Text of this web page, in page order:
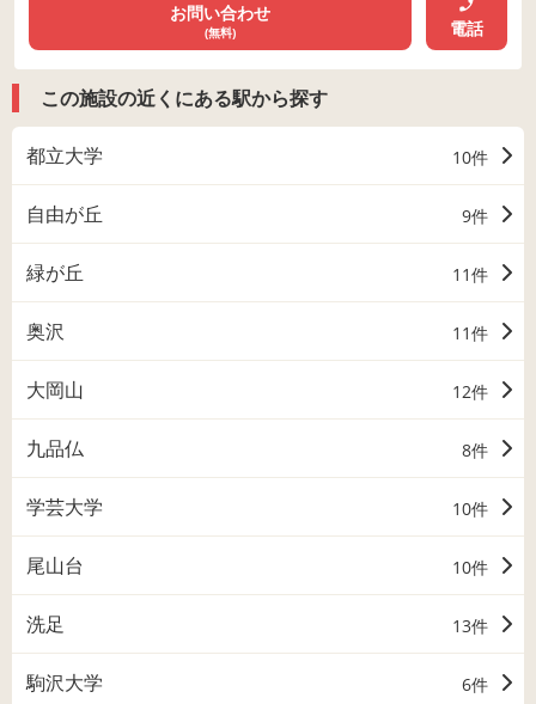
お問い合わせ
(無料) 電話
この施設の近くにある駅から探す
都立大学 10件
自由が丘 9件
緑が丘 11件
奥沢 11件
大岡山 12件
九品仏 8件
学芸大学 10件
尾山台 10件
洗足 13件
駒沢大学 6件